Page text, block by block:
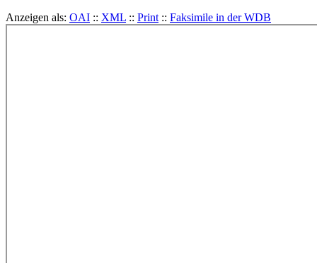
Anzeigen als: OAI :: XML :: Print :: Faksimile in der WDB